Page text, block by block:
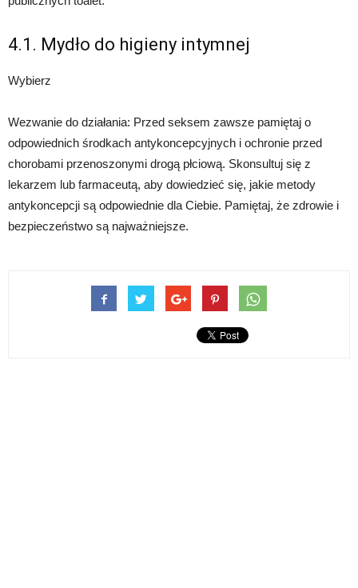
4.1. Mydło do higieny intymnej
Wybierz
Wezwanie do działania: Przed seksem zawsze pamiętaj o
odpowiednich środkach antykoncepcyjnych i ochronie przed
chorobami przenoszonymi drogą płciową. Skonsultuj się z
lekarzem lub farmaceutą, aby dowiedzieć się, jakie metody
antykoncepcji są odpowiednie dla Ciebie. Pamiętaj, że zdrowie i
bezpieczeństwo są najważniejsze.